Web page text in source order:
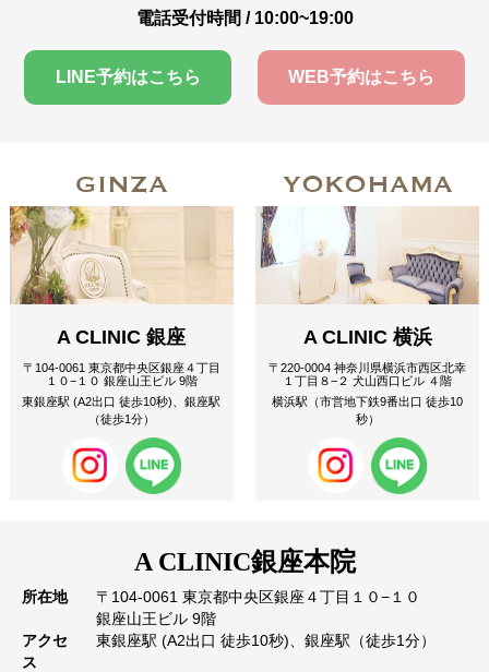
電話受付時間 / 10:00~19:00
LINE予約はこちら WEB予約はこちら
GINZA
A CLINIC 銀座
〒104-0061 東京都中央区銀座４丁目
１０−１０ 銀座山王ビル 9階
東銀座駅 (A2出口 徒歩10秒)、銀座駅
（徒歩1分）
YOKOHAMA
A CLINIC 横浜
〒220-0004 神奈川県横浜市西区北幸
１丁目８−２ 犬山西口ビル ４階
横浜駅（市営地下鉄9番出口 徒歩10
秒）
A CLINIC銀座本院
所在地
〒104-0061 東京都中央区銀座４丁目１０−１０
銀座山王ビル 9階
アクセ
ス
東銀座駅 (A2出口 徒歩10秒)、銀座駅（徒歩1分）